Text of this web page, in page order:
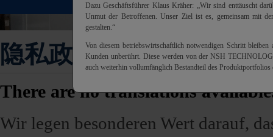
隐私政策声明
There are no translations
Wir legen besonderen Wert darauf,
Dazu Geschäftsführer Klaus Kräher: „Wir sind enttäuscht
Unmut der Betroffenen. Unser Ziel ist es, gemeinsam mit
gestalten.“
Von diesem betriebswirtschaftlich notwendigen Schritt
Kunden unberührt. Diese werden von der NSH
auch weiterhin vollumfänglich Bestandteil des